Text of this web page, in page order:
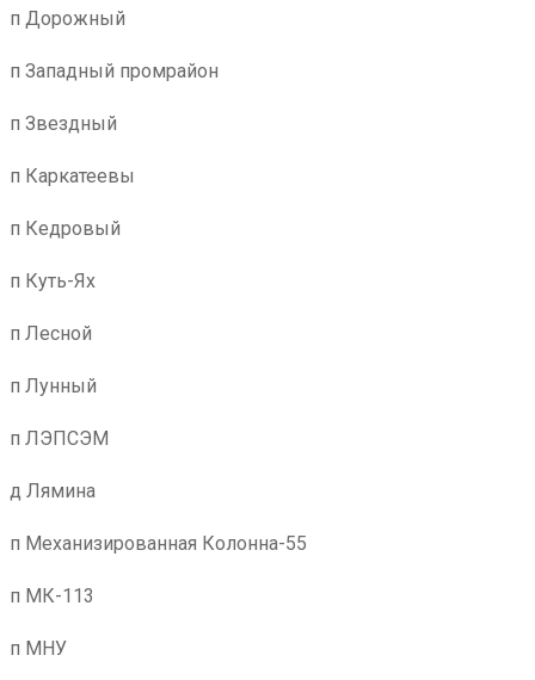
п Дорожный
п Западный промрайон
п Звездный
п Каркатеевы
п Кедровый
п Куть-Ях
п Лесной
п Лунный
п ЛЭПСЭМ
д Лямина
п Механизированная Колонна-55
п МК-113
п МНУ